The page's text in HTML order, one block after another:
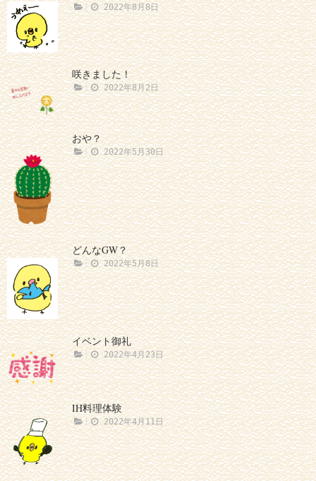
2022年8月8日
咲きました！
2022年8月2日
おや？
2022年5月30日
どんなGW？
2022年5月8日
イベント御礼
2022年4月23日
IH料理体験
2022年4月11日